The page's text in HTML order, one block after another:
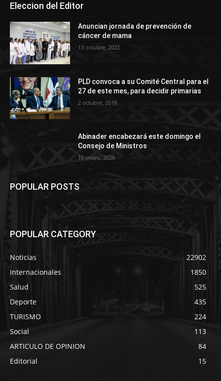
Eleccion del Editor
Anuncian jornada de prevención de
cáncer de mama
13 octubre, 2022
PLD convoca a su Comité Central para el
27 de este mes, para decidir primarias
2 octubre, 2018
Abinader encabezará este domingo el
Consejo de Ministros
10 enero, 2026
POPULAR POSTS
POPULAR CATEGORY
Noticias
22902
Internacionales
1850
Salud
525
Deporte
435
TURISMO
224
Social
113
ARTICULO DE OPINION
84
Editorial
15